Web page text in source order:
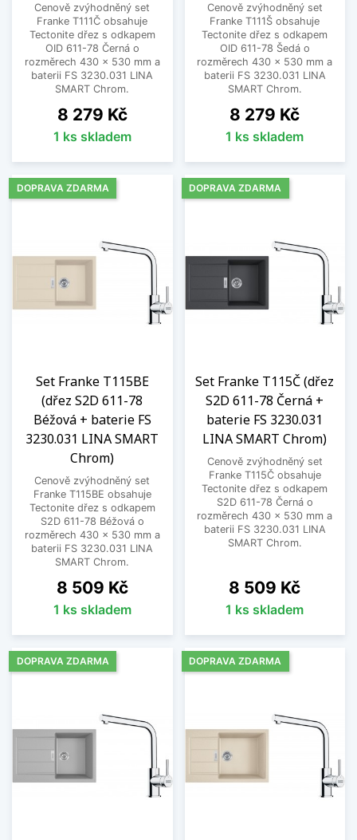
Cenově zvýhodněný set
Franke T111Č obsahuje
Tectonite dřez s odkapem
OID 611-78 Černá o
rozměrech 430 x 530 mm a
baterii FS 3230.031 LINA
SMART Chrom.
Cena
8 279 Kč
1 ks skladem
Cenově zvýhodněný set
Franke T111Š obsahuje
Tectonite dřez s odkapem
OID 611-78 Šedá o
rozměrech 430 x 530 mm a
baterii FS 3230.031 LINA
SMART Chrom.
Cena
8 279 Kč
1 ks skladem
Set Franke T115BE
(dřez S2D 611-78
Béžová + baterie FS
3230.031 LINA SMART
Chrom)
Cenově zvýhodněný set
Franke T115BE obsahuje
Tectonite dřez s odkapem
S2D 611-78 Béžová o
rozměrech 430 x 530 mm a
baterii FS 3230.031 LINA
SMART Chrom.
Cena
8 509 Kč
1 ks skladem
DOPRAVA ZDARMA
Set Franke T115Č (dřez
S2D 611-78 Černá +
baterie FS 3230.031
LINA SMART Chrom)
Cenově zvýhodněný set
Franke T115Č obsahuje
Tectonite dřez s odkapem
S2D 611-78 Černá o
rozměrech 430 x 530 mm a
baterii FS 3230.031 LINA
SMART Chrom.
Cena
8 509 Kč
1 ks skladem
DOPRAVA ZDARMA
DOPRAVA ZDARMA DOPRAVA ZDARMA